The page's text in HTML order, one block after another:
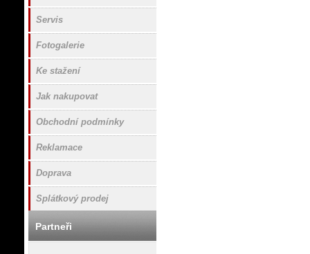
Servis
Fotogalerie
Ke stažení
Jak nakupovat
Obchodní podmínky
Reklamace
Doprava
Splátkový prodej
Partneři